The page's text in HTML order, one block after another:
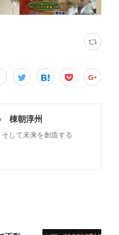
棟朝淳州
して未来を創造する